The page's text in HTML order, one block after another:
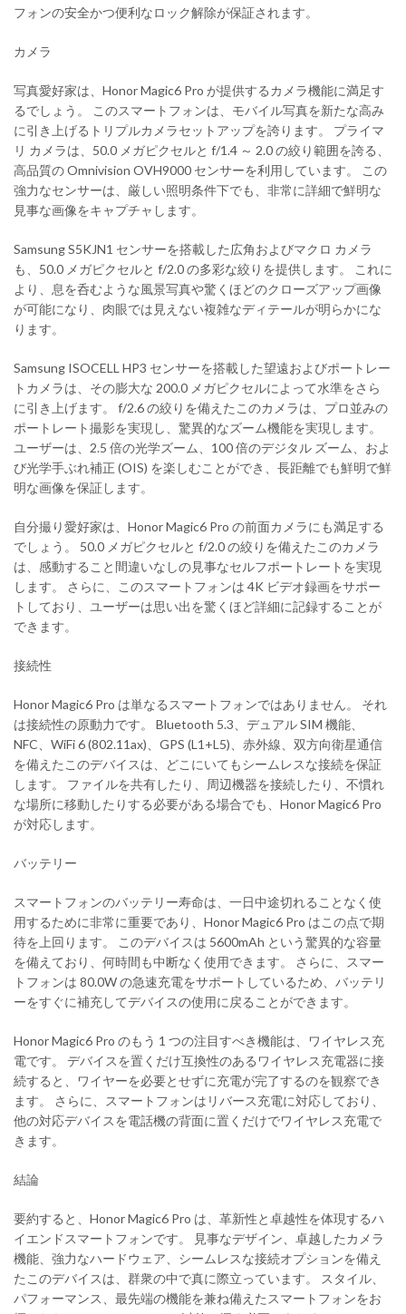
フォンの安全かつ便利なロック解除が保証されます。
カメラ
写真愛好家は、Honor Magic6 Pro が提供するカメラ機能に満足す
るでしょう。 このスマートフォンは、モバイル写真を新たな高み
に引き上げるトリプルカメラセットアップを誇ります。 プライマ
リ カメラは、50.0 メガピクセルと f/1.4 ～ 2.0 の絞り範囲を誇る、
高品質の Omnivision OVH9000 センサーを利用しています。 この
強力なセンサーは、厳しい照明条件下でも、非常に詳細で鮮明な
見事な画像をキャプチャします。
Samsung S5KJN1 センサーを搭載した広角およびマクロ カメラ
も、50.0 メガピクセルと f/2.0 の多彩な絞りを提供します。 これに
より、息を呑むような風景写真や驚くほどのクローズアップ画像
が可能になり、肉眼では見えない複雑なディテールが明らかにな
ります。
Samsung ISOCELL HP3 センサーを搭載した望遠およびポートレー
トカメラは、その膨大な 200.0 メガピクセルによって水準をさら
に引き上げます。 f/2.6 の絞りを備えたこのカメラは、プロ並みの
ポートレート撮影を実現し、驚異的なズーム機能を実現します。
ユーザーは、2.5 倍の光学ズーム、100 倍のデジタル ズーム、およ
び光学手ぶれ補正 (OIS) を楽しむことができ、長距離でも鮮明で鮮
明な画像を保証します。
自分撮り愛好家は、Honor Magic6 Pro の前面カメラにも満足する
でしょう。 50.0 メガピクセルと f/2.0 の絞りを備えたこのカメラ
は、感動すること間違いなしの見事なセルフポートレートを実現
します。 さらに、このスマートフォンは 4K ビデオ録画をサポー
トしており、ユーザーは思い出を驚くほど詳細に記録することが
できます。
接続性
Honor Magic6 Pro は単なるスマートフォンではありません。 それ
は接続性の原動力です。 Bluetooth 5.3、デュアル SIM 機能、
NFC、WiFi 6 (802.11ax)、GPS (L1+L5)、赤外線、双方向衛星通信
を備えたこのデバイスは、どこにいてもシームレスな接続を保証
します。 ファイルを共有したり、周辺機器を接続したり、不慣れ
な場所に移動したりする必要がある場合でも、Honor Magic6 Pro
が対応します。
バッテリー
スマートフォンのバッテリー寿命は、一日中途切れることなく使
用するために非常に重要であり、Honor Magic6 Pro はこの点で期
待を上回ります。 このデバイスは 5600mAh という驚異的な容量
を備えており、何時間も中断なく使用できます。 さらに、スマー
トフォンは 80.0W の急速充電をサポートしているため、バッテリ
ーをすぐに補充してデバイスの使用に戻ることができます。
Honor Magic6 Pro のもう 1 つの注目すべき機能は、ワイヤレス充
電です。 デバイスを置くだけ互換性のあるワイヤレス充電器に接
続すると、ワイヤーを必要とせずに充電が完了するのを観察でき
ます。 さらに、スマートフォンはリバース充電に対応しており、
他の対応デバイスを電話機の背面に置くだけでワイヤレス充電で
きます。
結論
要約すると、Honor Magic6 Pro は、革新性と卓越性を体現するハ
イエンドスマートフォンです。 見事なデザイン、卓越したカメラ
機能、強力なハードウェア、シームレスな接続オプションを備え
たこのデバイスは、群衆の中で真に際立っています。 スタイル、
パフォーマンス、最先端の機能を兼ね備えたスマートフォンをお